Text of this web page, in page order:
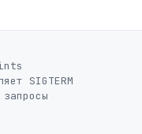
SIGTERM